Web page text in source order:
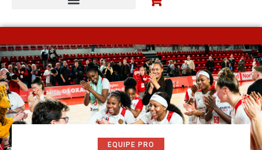
EQUIPE PRO